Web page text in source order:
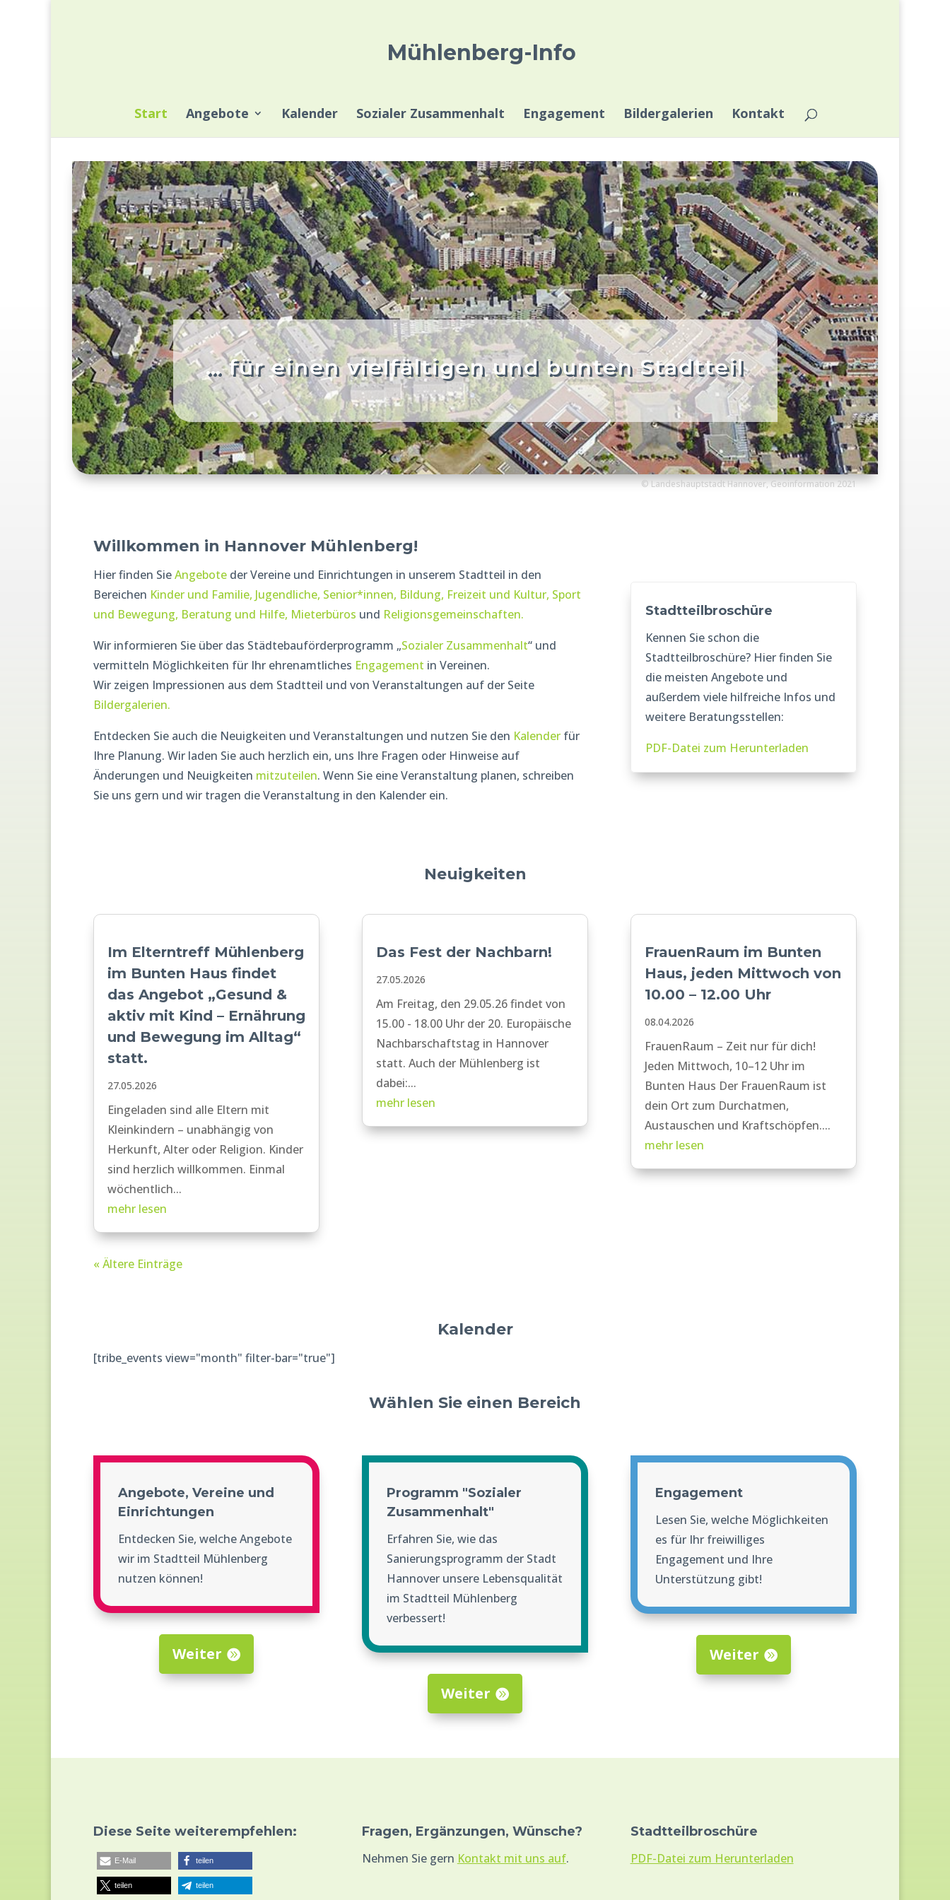
Mühlenberg-Info
Start Angebote Kalender Sozialer Zusammenhalt Engagement Bildergalerien Kontakt
… für einen vielfältigen und bunten Stadtteil
© Landeshauptstadt Hannover, Geoinformation 2021
Willkommen in Hannover Mühlenberg!
Hier finden SieAngebote der Vereine und Einrichtungen in unserem Stadtteil in den
Bereichen Kinder und Familie, Jugendliche, Senior*innen, Bildung, Freizeit und Kultur, Sport
und Bewegung, Beratung und Hilfe, Mieterbüros und Religionsgemeinschaften.
Wir informieren Sie über das Städtebauförderprogramm „Sozialer Zusammenhalt“ und
vermitteln Möglichkeiten für Ihr ehrenamtliches Engagement in Vereinen.
Wir zeigen Impressionen aus dem Stadtteil und von Veranstaltungen auf der Seite
Bildergalerien.
Entdecken Sie auch die Neuigkeiten und Veranstaltungen und nutzen Sie den Kalender für
Ihre Planung. Wir laden Sie auch herzlich ein, uns Ihre Fragen oder Hinweise auf
Änderungen und Neuigkeiten mitzuteilen. Wenn Sie eine Veranstaltung planen, schreiben
Sie uns gern und wir tragen die Veranstaltung in den Kalender ein.
Stadtteilbroschüre
Kennen Sie schon die
Stadtteilbroschüre? Hier finden Sie
die meisten Angebote und
außerdem viele hilfreiche Infos und
weitere Beratungsstellen:
PDF-Datei zum Herunterladen
Neuigkeiten
Im Elterntreff Mühlenberg
im Bunten Haus findet
das Angebot „Gesund &
aktiv mit Kind – Ernährung
und Bewegung im Alltag“
statt.
27.05.2026
Eingeladen sind alle Eltern mit
Kleinkindern – unabhängig von
Herkunft, Alter oder Religion. Kinder
sind herzlich willkommen. Einmal
wöchentlich...
mehr lesen
Das Fest der Nachbarn!
27.05.2026
Am Freitag, den 29.05.26 findet von
15.00 - 18.00 Uhr der 20. Europäische
Nachbarschaftstag in Hannover
statt. Auch der Mühlenberg ist
dabei:...
mehr lesen
FrauenRaum im Bunten
Haus, jeden Mittwoch von
10.00 – 12.00 Uhr
08.04.2026
FrauenRaum – Zeit nur für dich!
Jeden Mittwoch, 10–12 Uhr im
Bunten Haus Der FrauenRaum ist
dein Ort zum Durchatmen,
Austauschen und Kraftschöpfen....
mehr lesen
« Ältere Einträge
Kalender
[tribe_events view="month" filter-bar="true"]
Wählen Sie einen Bereich
Angebote, Vereine und
Einrichtungen
Entdecken Sie, welche Angebote
wir im Stadtteil Mühlenberg
nutzen können!
Weiter
Programm "Sozialer
Zusammenhalt"
Erfahren Sie, wie das
Sanierungsprogramm der Stadt
Hannover unsere Lebensqualität
im Stadtteil Mühlenberg
verbessert!
Weiter
Engagement
Lesen Sie, welche Möglichkeiten
es für Ihr freiwilliges
Engagement und Ihre
Unterstützung gibt!
Weiter
Diese Seite weiterempfehlen:
E-Mail teilen
teilen teilen
Fragen, Ergänzungen, Wünsche?
Nehmen Sie gern Kontakt mit uns auf.
Stadtteilbroschüre
PDF-Datei zum Herunterladen